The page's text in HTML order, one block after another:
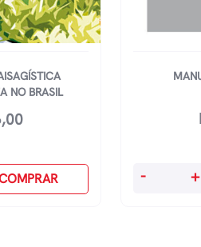
NO BRASIL
Manual
- +